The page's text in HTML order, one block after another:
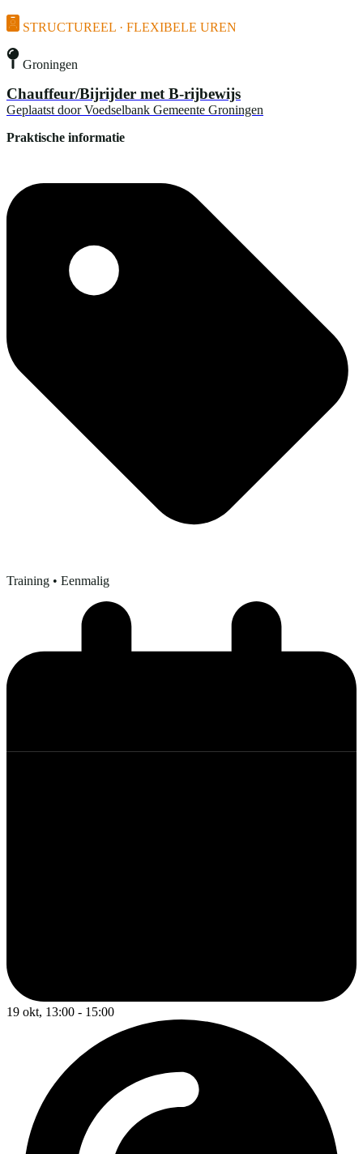
STRUCTUREEL · FLEXIBELE UREN
Groningen
Chauffeur/Bijrijder met B-rijbewijs
Geplaatst door Voedselbank Gemeente Groningen
Praktische informatie
Training • Eenmalig
19 okt, 13:00 - 15:00